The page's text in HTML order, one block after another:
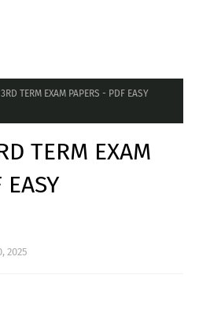
TERM EXAM PAPERS - PDF EASY
TERM EXAM
EASY
2025